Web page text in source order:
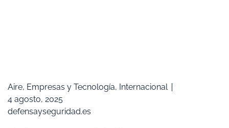
Aire, Empresas y Tecnología, Internacional
4 agosto, 2025
defensayseguridad.es